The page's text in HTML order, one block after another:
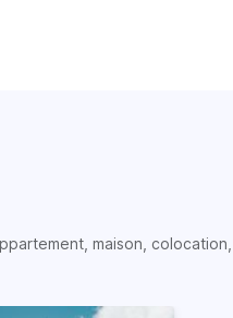
maison,